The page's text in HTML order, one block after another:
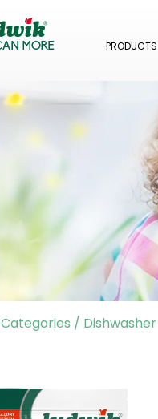
PRODUCTS
Categories / Dishwasher